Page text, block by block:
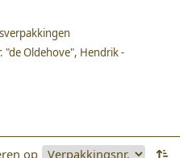
"de Oldehove", Hendrik -
op